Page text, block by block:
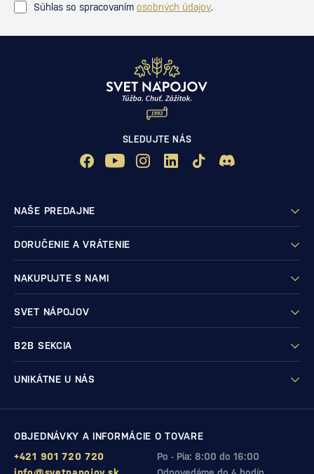
Súhlas so spracovaním osobných údajov.
SLEDUJTE NÁS
NAŠE PREDAJNE
DORUČENIE A VRÁTENIE
NAKUPUJTE S NAMI
SVET NÁPOJOV
B2B SEKCIA
UNIKÁTNE U NÁS
OBJEDNÁVKY A INFORMÁCIE O TOVARE
Po - Pia: 8:00 do 16:00
+421 901 720 720